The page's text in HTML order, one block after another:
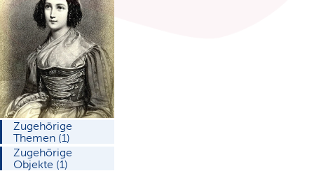
Zugehörige
Themen (1)
Zugehörige
Objekte (1)